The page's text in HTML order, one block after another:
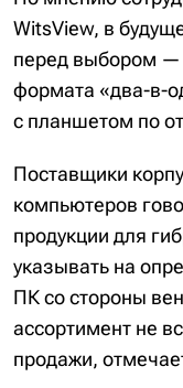
WitsView, в
перед выбором —
формата «два-в-
с планшетом по
Поставщики
компьютеров
продукции для
указывать на
ПК со стороны
ассортимент не
продажи,